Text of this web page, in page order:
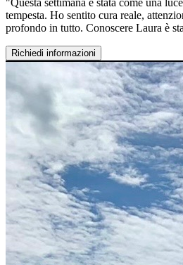
tempesta. Ho sentito cura reale,
profondo in tutto. Conoscere Laura è
Richiedi informazioni